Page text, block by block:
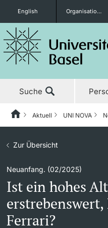
English Organisationseinheiten
Suche
Aktuell
Aktuell
News
Ehrungen & Preise
Newsletter
UNI NOVA
UNI NOVA – Alle Ausgaben
UNI NOVA bestellen
Mediadaten
Studium
Forschung
Lehre
HomeZurückAktuell UNI NOVA
Zur Übersicht
Neuanfang. (02/2025)
Ist ein hohes
Ferrari?